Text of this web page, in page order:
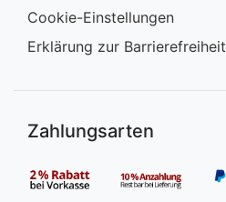
Cookie-Einstellungen
Erklärung zur Barrierefreiheit
Zahlungsarten